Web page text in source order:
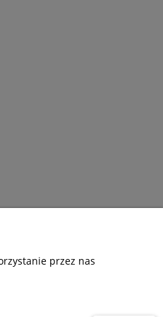
przez nas